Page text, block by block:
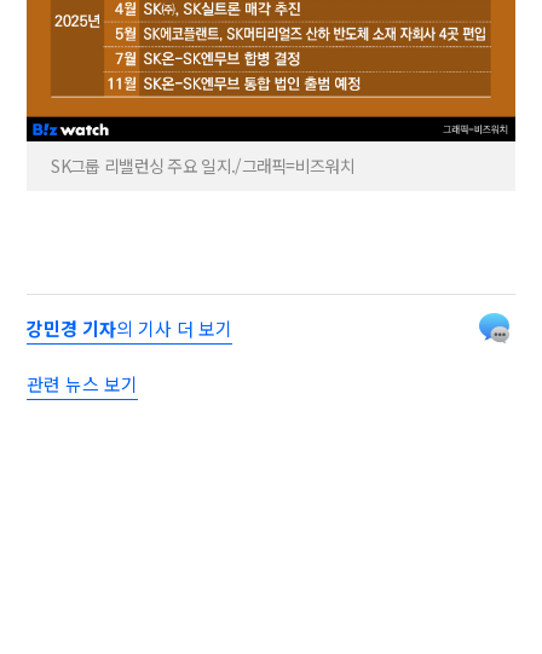
SK그룹 리밸런싱 주요 일지./그래픽=비즈워치
강민경 기자의 기사 더 보기
관련 뉴스 보기